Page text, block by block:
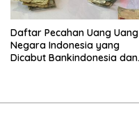
Daftar Pecahan Uang Uang
Negara Indonesia yang
Dicabut Bankindonesia dan